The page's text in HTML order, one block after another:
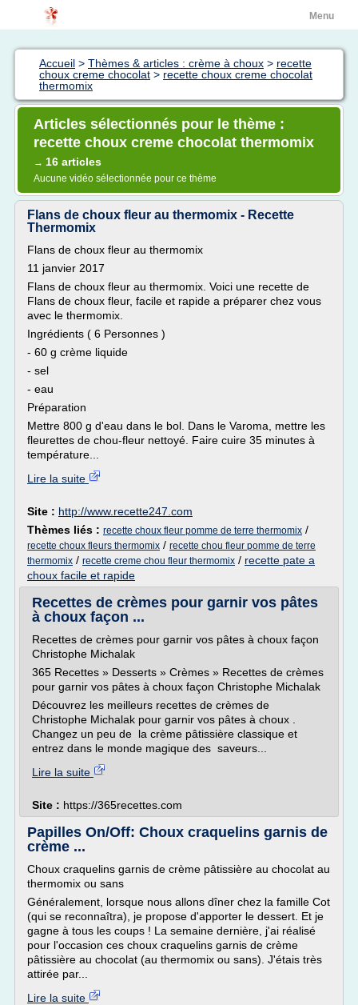
Menu
Accueil > Thèmes & articles : crème à choux > recette
choux creme chocolat > recette choux creme chocolat
thermomix
Articles sélectionnés pour le thème :
recette choux creme chocolat thermomix
→ 16 articles
Aucune vidéo sélectionnée pour ce thème
Flans de choux fleur au thermomix - Recette
Thermomix
Flans de choux fleur au thermomix
11 janvier 2017
Flans de choux fleur au thermomix. Voici une recette de
Flans de choux fleur, facile et rapide a préparer chez vous
avec le thermomix.
Ingrédients ( 6 Personnes )
- 60 g crème liquide
- sel
- eau
Préparation
Mettre 800 g d'eau dans le bol. Dans le Varoma, mettre les
fleurettes de chou-fleur nettoyé. Faire cuire 35 minutes à
température...
Lire la suite
Site : http://www.recette247.com
Thèmes liés : recette choux fleur pomme de terre thermomix /
recette choux fleurs thermomix / recette chou fleur pomme de terre
thermomix / recette creme chou fleur thermomix / recette pate a
choux facile et rapide
Recettes de crèmes pour garnir vos pâtes
à choux façon ...
Recettes de crèmes pour garnir vos pâtes à choux façon
Christophe Michalak
365 Recettes » Desserts » Crèmes » Recettes de crèmes
pour garnir vos pâtes à choux façon Christophe Michalak
Découvrez les meilleurs recettes de crèmes de
Christophe Michalak pour garnir vos pâtes à choux .
Changez un peu de la crème pâtissière classique et
entrez dans le monde magique des saveurs...
Lire la suite
Site : https://365recettes.com
Papilles On/Off: Choux craquelins garnis de
crème ...
Choux craquelins garnis de crème pâtissière au chocolat au
thermomix ou sans
Généralement, lorsque nous allons dîner chez la famille Cot
(qui se reconnaîtra), je propose d'apporter le dessert. Et je
gagne à tous les coups ! La semaine dernière, j'ai réalisé
pour l'occasion ces choux craquelins garnis de crème
pâtissière au chocolat (au thermomix ou sans). J'étais très
attirée par...
Lire la suite